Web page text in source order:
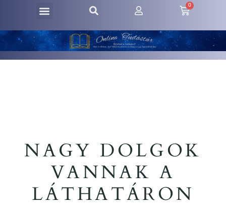
0
NAGY DOLGOK
VANNAK A
LÁTHATÁRON